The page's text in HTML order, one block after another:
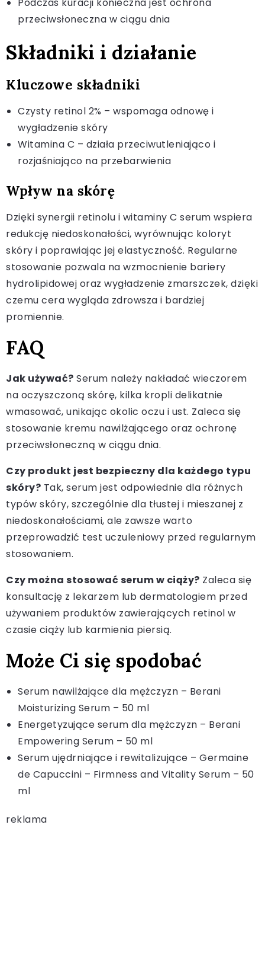
przeciwsłoneczna w ciągu dnia
Składniki i działanie
Kluczowe składniki
Czysty retinol 2% – wspomaga odnowę i
wygładzenie skóry
Witamina C – działa przeciwutleniająco i
rozjaśniająco na przebarwienia
Wpływ na skórę
Dzięki synergii retinolu i witaminy C serum wspiera
redukcję niedoskonałości, wyrównując koloryt
skóry i poprawiając jej elastyczność. Regularne
stosowanie pozwala na wzmocnienie bariery
hydrolipidowej oraz wygładzenie zmarszczek, dzięki
czemu cera wygląda zdrowsza i bardziej
promiennie.
FAQ
Jak używać? Serum należy nakładać wieczorem
na oczyszczoną skórę, kilka kropli delikatnie
wmasować, unikając okolic oczu i ust. Zaleca się
stosowanie kremu nawilżającego oraz ochronę
przeciwsłoneczną w ciągu dnia.
Czy produkt jest bezpieczny dla każdego typu
skóry? Tak, serum jest odpowiednie dla różnych
typów skóry, szczególnie dla tłustej i mieszanej z
niedoskonałościami, ale zawsze warto
przeprowadzić test uczuleniowy przed regularnym
stosowaniem.
Czy można stosować serum w ciąży? Zaleca się
konsultację z lekarzem lub dermatologiem przed
używaniem produktów zawierających retinol w
czasie ciąży lub karmienia piersią.
Może Ci się spodobać
Serum nawilżające dla mężczyzn – Berani
Moisturizing Serum – 50 ml
Energetyzujące serum dla mężczyzn – Berani
Empowering Serum – 50 ml
Serum ujędrniające i rewitalizujące – Germaine
de Capuccini – Firmness and Vitality Serum – 50
ml
reklama